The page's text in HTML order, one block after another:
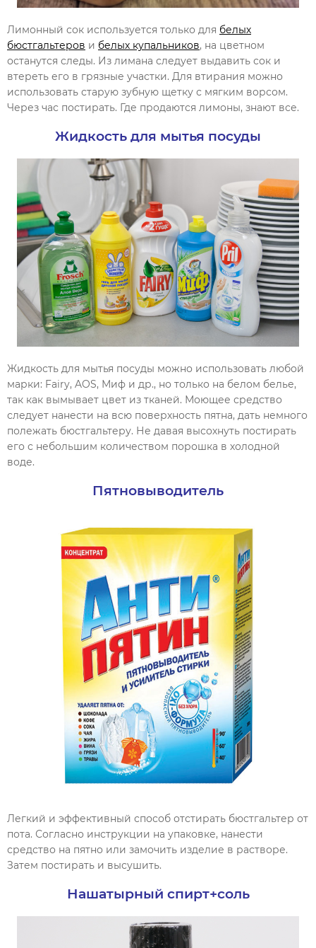
Лимонный сок используется только для белых
бюстгальтеров и белых купальников, на цветном
останутся следы. Из лимана следует выдавить сок и
втереть его в грязные участки. Для втирания можно
использовать старую зубную щетку с мягким ворсом.
Через час постирать. Где продаются лимоны, знают все.
Жидкость для мытья посуды
Жидкость для мытья посуды можно использовать любой
марки: Fairy, AOS, Миф и др., но только на белом белье,
так как вымывает цвет из тканей. Моющее средство
следует нанести на всю поверхность пятна, дать немного
полежать бюстгальтеру. Не давая высохнуть постирать
его с небольшим количеством порошка в холодной
воде.
Пятновыводитель
Легкий и эффективный способ отстирать бюстгальтер от
пота. Согласно инструкции на упаковке, нанести
средство на пятно или замочить изделие в растворе.
Затем постирать и высушить.
Нашатырный спирт+соль